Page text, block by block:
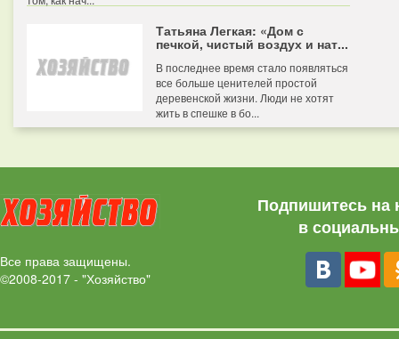
Татьяна Легкая: «Дом с
печкой, чистый воздух и нат...
В последнее время стало появляться
все больше ценителей простой
деревенской жизни. Люди не хотят
жить в спешке в бо...
Все права защищены.
©2008-2017 - "Хозяйство"
Подпишитесь на
в